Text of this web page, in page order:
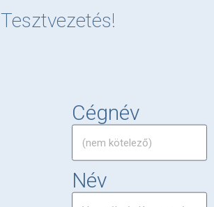
Tesztvezetés!
Cégnév
Név